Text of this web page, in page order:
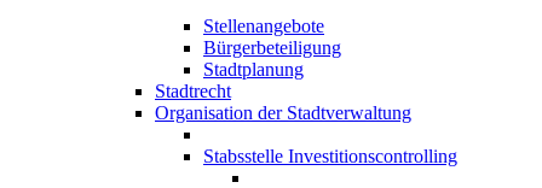
Stellenangebote
Bürgerbeteiligung
Stadtplanung
Stadtrecht
Organisation der Stadtverwaltung
Stabsstelle Investitionscontrolling